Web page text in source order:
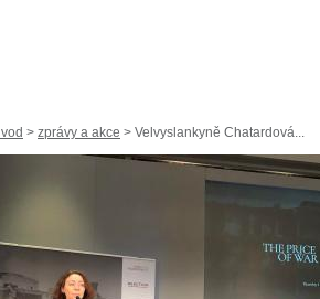
> zprávy a akce > Velvyslankyně Chatardová...